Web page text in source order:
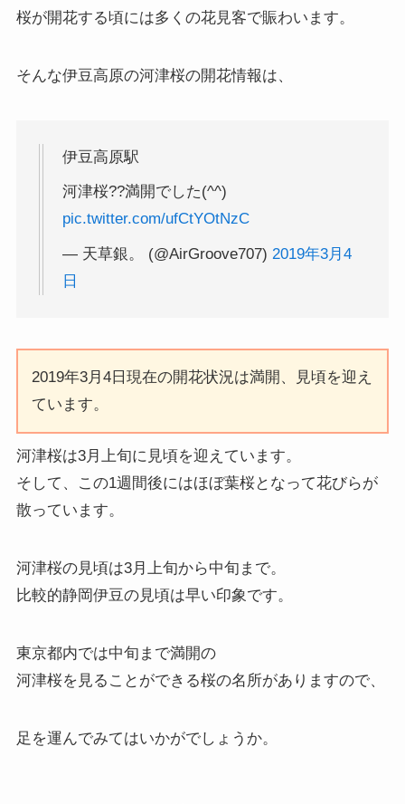
桜が開花する頃には多くの花見客で賑わいます。
そんな伊豆高原の河津桜の開花情報は、
伊豆高原駅
河津桜??満開でした(^^)
pic.twitter.com/ufCtYOtNzC
— 天草銀。 (@AirGroove707) 2019年3月4
日
2019年3月4日現在の開花状況は満開、見頃を迎え
ています。
河津桜は3月上旬に見頃を迎えています。
そして、この1週間後にはほぼ葉桜となって花びらが
散っています。
河津桜の見頃は3月上旬から中旬まで。
比較的静岡伊豆の見頃は早い印象です。
東京都内では中旬まで満開の
河津桜を見ることができる桜の名所がありますので、
足を運んでみてはいかがでしょうか。